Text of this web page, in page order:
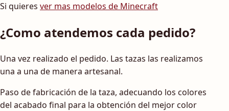
Si quieres ver mas modelos de Minecraft
¿Como atendemos cada pedido?
Una vez realizado el pedido. Las tazas las realizamos
una a una de manera artesanal.
Paso de fabricación de la taza, adecuando los colores
del acabado final para la obtención del mejor color